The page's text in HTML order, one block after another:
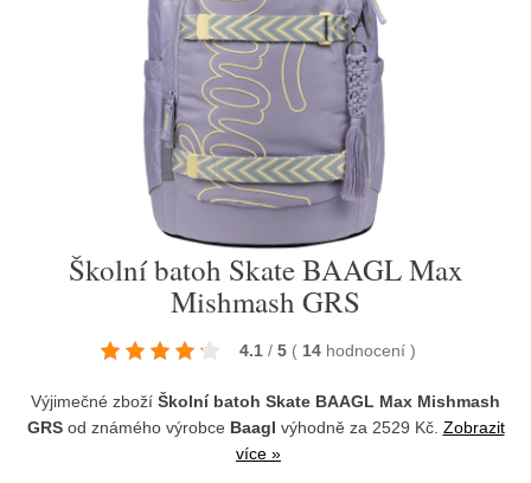
Školní batoh Skate BAAGL Max
Mishmash GRS
4.1 / 5 ( 14 hodnocení )
Výjimečné zboží Školní batoh Skate BAAGL Max Mishmash
GRSod známého výrobce Baagl výhodně za 2529 Kč. Zobrazit
více »